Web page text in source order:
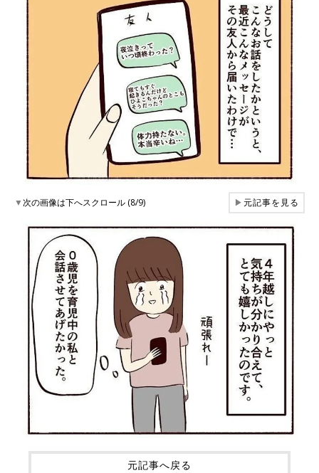
▼次の画像は下へスクロール (8/9) ▶元記事を見る
元記事へ戻る